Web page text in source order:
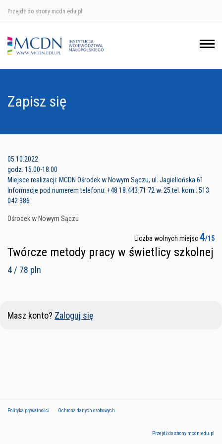
Przejdź do strony mcdn.edu.pl
Zapisz się
05.10.2022
godz. 15.00-18.00
Miejsce realizacji: MCDN Ośrodek w Nowym Sączu, ul. Jagiellońska 61
Informacje pod numerem telefonu: +48 18 443 71 72 w. 25 tel. kom.: 513
042 386
Ośrodek w Nowym Sączu
Liczba wolnych miejsc4/15
Twórcze metody pracy w świetlicy szkolnej
4 / 78 pln
Masz konto? Zaloguj się
Polityka prywatności Ochrona danych osobowych
Przejdź do strony mcdn.edu.pl
Ośrodek w Krakowie
Ośrodek w Nowym Sączu
Ośrodek w Tarnowie